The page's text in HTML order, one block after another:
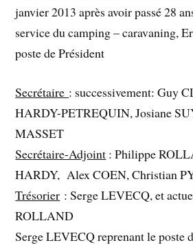
janvier 2013 après avoir passé 28
service du camping – caravaning,
poste de Président
Secrétaire : successivement: Guy
HARDY-PETREQUIN, Josiane
MASSET
Secrétaire-Adjoint : Philippe
HARDY, Alex COEN, Christian
Trésorier : Serge LEVECQ, et
ROLLAND
Serge LEVECQ reprenant le poste